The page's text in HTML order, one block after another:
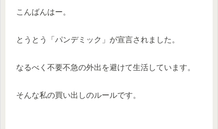
こんばんはー。
とうとう「パンデミック」が宣言されました。
なるべく不要不急の外出を避けて生活しています。
そんな私の買い出しのルールです。